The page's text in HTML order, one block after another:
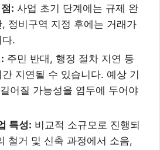
: 사업 초기 단계에는 규제 완
정비구역 지정 후에는 거래가
.
주민 반대, 행정 절차 지연 등
지연될 수 있습니다. 예상 기
어질 가능성을 염두에 두어야
특성: 비교적 소규모로 진행되
철거 및 신축 과정에서 소음,